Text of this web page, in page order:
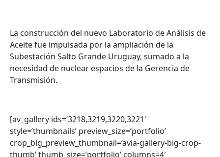
La construcción del nuevo Laboratorio de Análisis de
Aceite fue impulsada por la ampliación de la
Subestación Salto Grande Uruguay, sumado a la
necesidad de nuclear espacios de la Gerencia de
Transmisión.
[av_gallery ids=’3218,3219,3220,3221′
style=’thumbnails’ preview_size=’portfolio’
crop_big_preview_thumbnail=’avia-gallery-big-crop-
thumb’ thumb_size=’portfolio’ columns=4′